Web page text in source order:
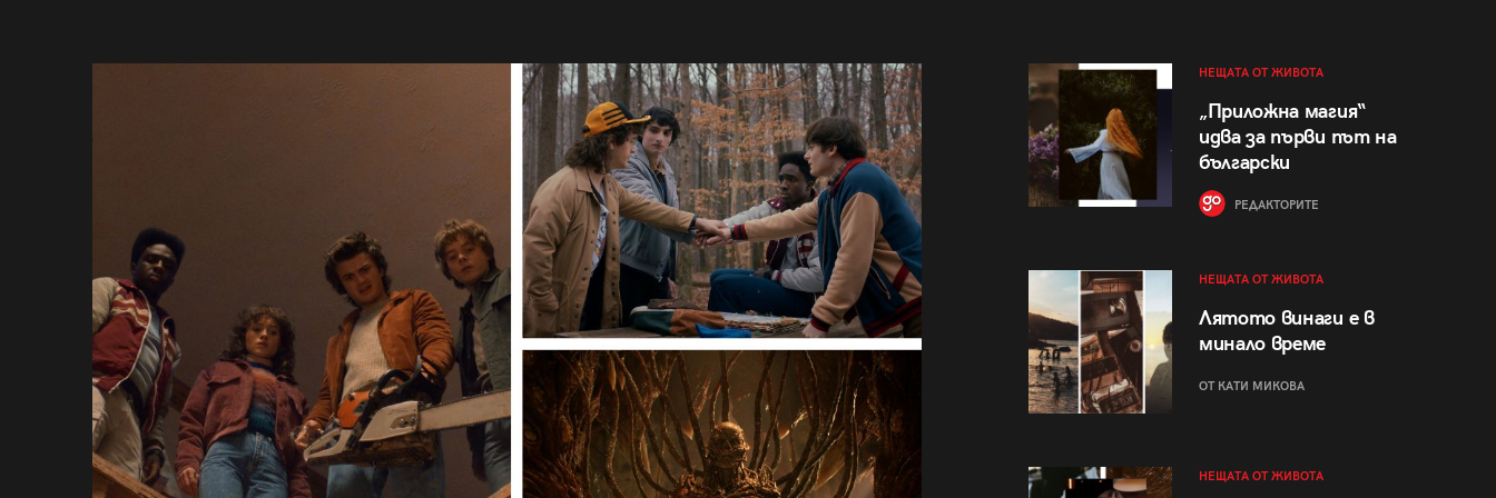
НЕЩАТА ОТ ЖИВОТА
„Приложна магия“
идва за първи път на
български
РЕДАКТОРИТЕ
НЕЩАТА ОТ ЖИВОТА
Лятото винаги е в
минало време
ОТ КАТИ МИКОВА
НЕЩАТА ОТ ЖИВОТА